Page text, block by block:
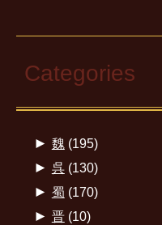
Categories
► 魏 (195)
► 呉(130)
► 蜀 (170)
► 晋(10)